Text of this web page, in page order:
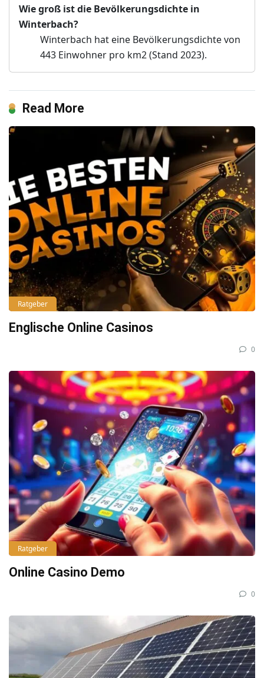
Wie groß ist die Bevölkerungsdichte in
Winterbach?
Winterbach hat eine Bevölkerungsdichte von
443 Einwohner pro km2 (Stand 2023).
Read More
Ratgeber
Englische Online Casinos
0
Ratgeber
Online Casino Demo
0